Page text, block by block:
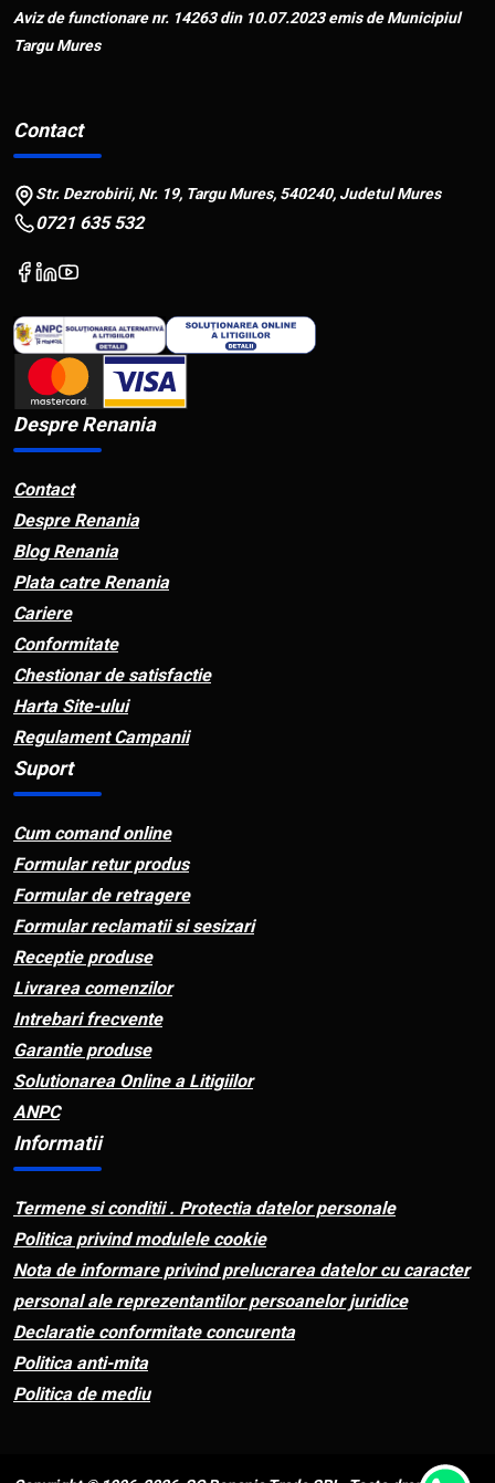
Aviz de functionare nr. 14263 din 10.07.2023 emis de Municipiul
Targu Mures
Contact
Str. Dezrobirii, Nr. 19, Targu Mures, 540240, Judetul Mures
0721 635 532
Despre Renania
Contact
Despre Renania
Blog Renania
Plata catre Renania
Cariere
Conformitate
Chestionar de satisfactie
Harta Site-ului
Regulament Campanii
Suport
Cum comand online
Formular retur produs
Formular de retragere
Formular reclamatii si sesizari
Receptie produse
Livrarea comenzilor
Intrebari frecvente
Garantie produse
Solutionarea Online a Litigiilor
ANPC
Informatii
Termene si conditii . Protectia datelor personale
Politica privind modulele cookie
Nota de informare privind prelucrarea datelor cu caracter
personal ale reprezentantilor persoanelor juridice
Declaratie conformitate concurenta
Politica anti-mita
Politica de mediu